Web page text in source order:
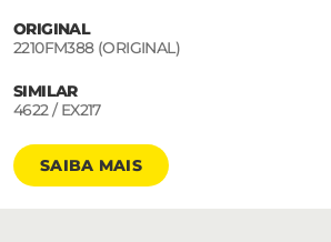
ORIGINAL
2210FM388 (ORIGINAL)
SIMILAR
4622 / EX217
SAIBA MAIS